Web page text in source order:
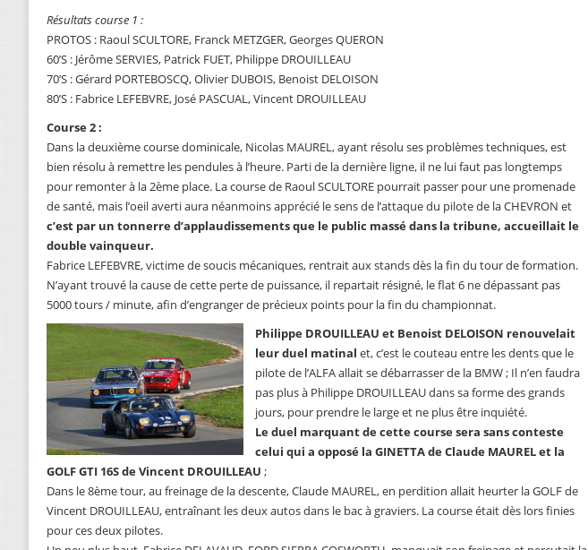
Résultats course 1 :
PROTOS : Raoul SCULTORE, Franck METZGER, Georges QUERON
60’S : Jérôme SERVIES, Patrick FUET, Philippe DROUILLEAU
70’S : Gérard PORTEBOSCQ, Olivier DUBOIS, Benoist DELOISON
80’S : Fabrice LEFEBVRE, José PASCUAL, Vincent DROUILLEAU
Course 2 :
Dans la deuxième course dominicale, Nicolas MAUREL, ayant résolu ses problèmes techniques, est
bien résolu à remettre les pendules à l’heure. Parti de la dernière ligne, il ne lui faut pas longtemps
pour remonter à la 2ème place. La course de Raoul SCULTORE pourrait passer pour une promenade
de santé, mais l’oeil averti aura néanmoins apprécié le sens de l’attaque du pilote de la CHEVRON et
c’est par un tonnerre d’applaudissements que le public massé dans la tribune, accueillait le
double vainqueur.
Fabrice LEFEBVRE, victime de soucis mécaniques, rentrait aux stands dès la fin du tour de formation.
N’ayant trouvé la cause de cette perte de puissance, il repartait résigné, le flat 6 ne dépassant pas
5000 tours / minute, afin d’engranger de précieux points pour la fin du championnat.
Philippe DROUILLEAU et Benoist DELOISON renouvelait
leur duel matinal et, c’est le couteau entre les dents que le
pilote de l’ALFA allait se débarrasser de la BMW ; Il n’en faudra
pas plus à Philippe DROUILLEAU dans sa forme des grands
jours, pour prendre le large et ne plus être inquiété.
Le duel marquant de cette course sera sans conteste
celui qui a opposé la GINETTA de Claude MAUREL et la
GOLF GTI 16S de Vincent DROUILLEAU ;
Dans le 8ème tour, au freinage de la descente, Claude MAUREL, en perdition allait heurter la GOLF de
Vincent DROUILLEAU, entraînant les deux autos dans le bac à graviers. La course était dès lors finies
pour ces deux pilotes.